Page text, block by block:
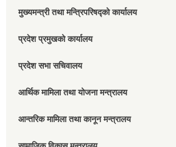
मुख्यमन्त्री तथा मन्त्रिपरिषद्को कार्यालय
प्रदेश प्रमुखको कार्यालय
प्रदेश सभा सचिवालय
आर्थिक मामिला तथा योजना मन्त्रालय
आन्तरिक मामिला तथा कानून मन्त्रालय